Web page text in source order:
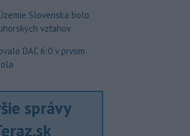
Slovenska bolo
vzťahov
DAC 6:0 v prvom
správy